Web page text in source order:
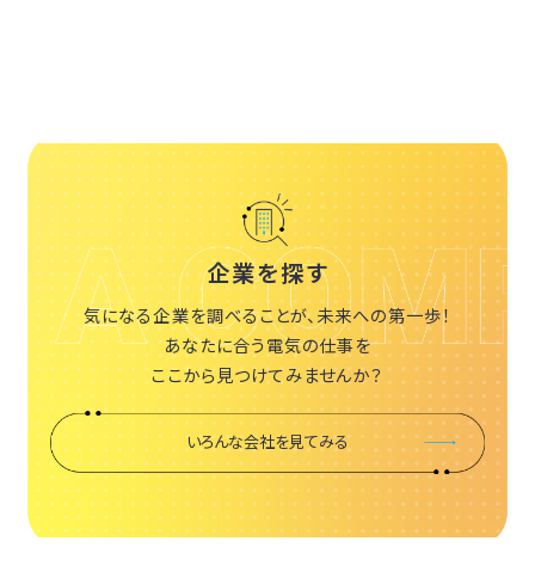
企業を探す
気になる企業を調べることが、未来への第一歩！
あなたに合う電気の仕事を
ここから見つけてみませんか？
いろんな会社を見てみる